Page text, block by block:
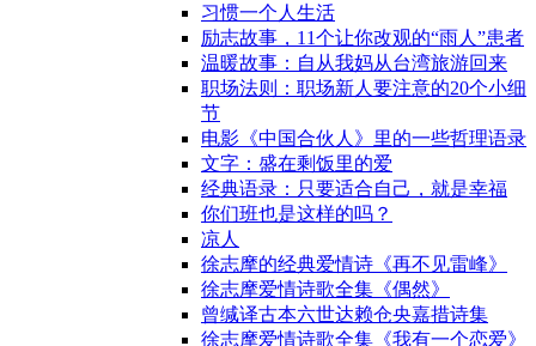
习惯一个人生活
励志故事，11个让你改观的“雨人”患者
温暖故事：自从我妈从台湾旅游回来
职场法则：职场新人要注意的20个小细
节
电影《中国合伙人》里的一些哲理语录
文字：盛在剩饭里的爱
经典语录：只要适合自己，就是幸福
你们班也是这样的吗？
凉人
徐志摩的经典爱情诗《再不见雷峰》
徐志摩爱情诗歌全集《偶然》
曾缄译古本六世达赖仓央嘉措诗集
徐志摩爱情诗歌全集《我有一个恋爱》